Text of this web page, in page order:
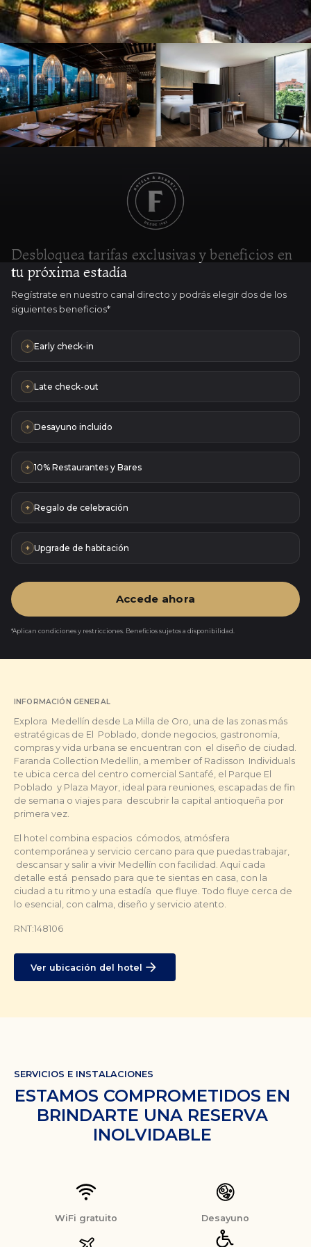
Desbloquea tarifas exclusivas y beneficios en
tu próxima estadía
Regístrate en nuestro canal directo y podrás elegir dos de los
siguientes beneficios*
+ Early check-in
+ Late check-out
+ Desayuno incluido
+ 10% Restaurantes y Bares
+ Regalo de celebración
+ Upgrade de habitación
Accede ahora
*Aplican condiciones y restricciones. Beneficios sujetos a disponibilidad.
INFORMACIÓN GENERAL
Explora Medellín desde La Milla de Oro, una de las zonas más
estratégicas de El Poblado, donde negocios, gastronomía,
compras y vida urbana se encuentran con el diseño de ciudad.
Faranda Collection Medellin, a member of Radisson Individuals
te ubica cerca del centro comercial Santafé, el Parque El
Poblado y Plaza Mayor, ideal para reuniones, escapadas de fin
de semana o viajes para descubrir la capital antioqueña por
primera vez.
El hotel combina espacios cómodos, atmósfera
contemporánea y servicio cercano para que puedas trabajar,
descansar y salir a vivir Medellín con facilidad. Aquí cada
detalle está pensado para que te sientas en casa, con la
ciudad a tu ritmo y una estadía que fluye. Todo fluye cerca de
lo esencial, con calma, diseño y servicio atento.
RNT:148106
Ver ubicación del hotel
SERVICIOS E INSTALACIONES
ESTAMOS COMPROMETIDOS EN
BRINDARTE UNA RESERVA
INOLVIDABLE
WiFi gratuito Desayuno